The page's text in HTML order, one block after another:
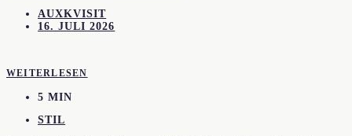
AUXKVISIT
16. JULI 2026
WEITERLESEN
5 MIN
STIL